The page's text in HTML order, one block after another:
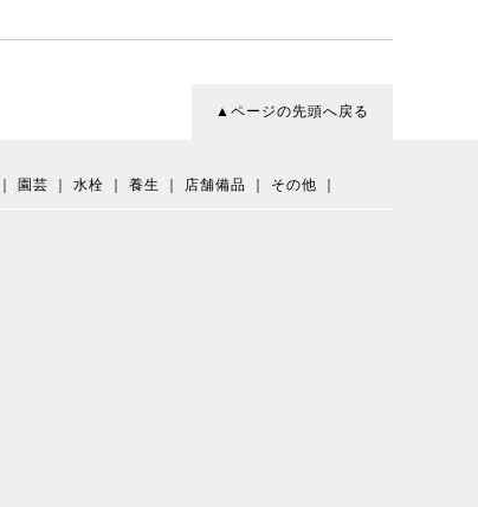
▲ページの先頭へ戻る
園芸 水栓 養生 店舗備品 その他